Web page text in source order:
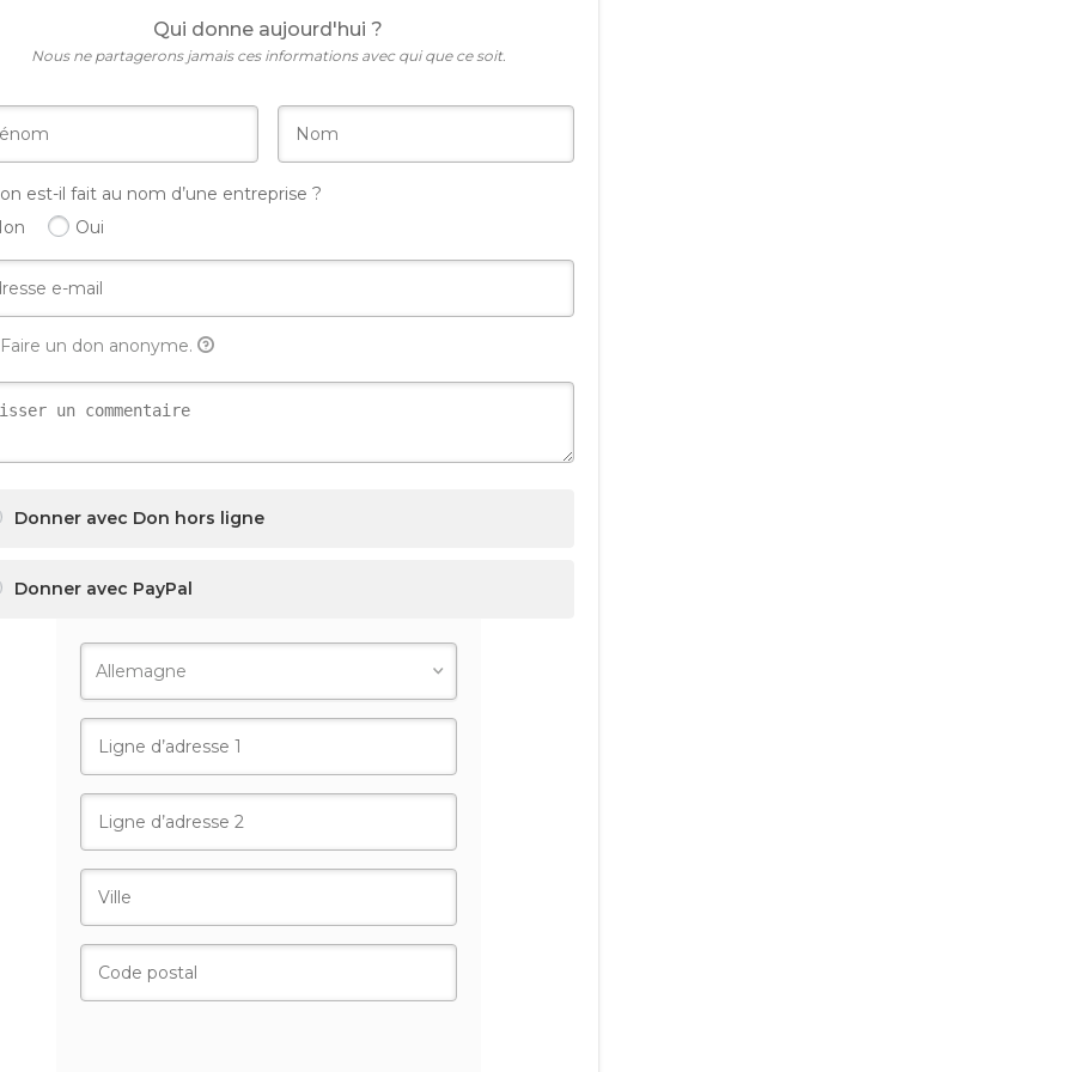
Qui donne aujourd'hui ?
Nous ne partagerons jamais ces informations avec qui que ce soit.
est-il fait au nom d’une entreprise ?
Oui
Faire un don anonyme.
Donner avec Don hors ligne
Donner avec PayPal